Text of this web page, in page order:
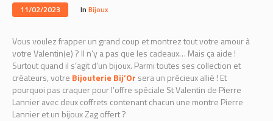
11/02/2023 In Bijoux
Vous voulez frapper un grand coup et montrez tout votre amour à
votre Valentin(e) ? Il n’y a pas que les cadeaux… Mais ça aide !
Surtout quand il s’agit d’un bijoux. Parmi toutes ses collection et
créateurs, votre Bijouterie Bij’Or sera un précieux allié ! Et
pourquoi pas craquer pour l’offre spéciale St Valentin de Pierre
Lannier avec deux coffrets contenant chacun une montre Pierre
Lannier et un bijoux Zag offert ?